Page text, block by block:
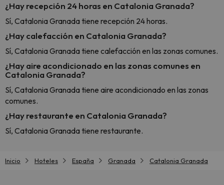
¿Hay recepción 24 horas en Catalonia Granada?
Sí, Catalonia Granada tiene recepción 24 horas.
¿Hay calefacción en Catalonia Granada?
Sí, Catalonia Granada tiene calefacción en las zonas comunes.
¿Hay aire acondicionado en las zonas comunes en
Catalonia Granada?
Sí, Catalonia Granada tiene aire acondicionado en las zonas
comunes.
¿Hay restaurante en Catalonia Granada?
Sí, Catalonia Granada tiene restaurante.
Inicio Hoteles España Granada Catalonia Granada